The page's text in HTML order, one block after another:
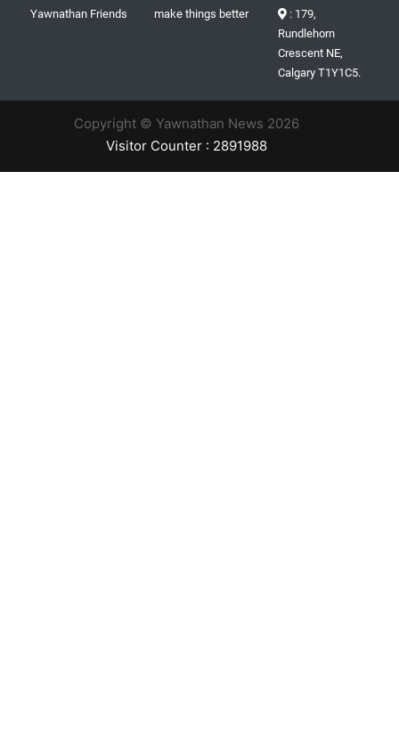
Yawnathan Friends
make things better
: 179,
Rundlehorn
Crescent NE,
Calgary T1Y1C5.
Copyright © Yawnathan News 2026
Visitor Counter : 2891988